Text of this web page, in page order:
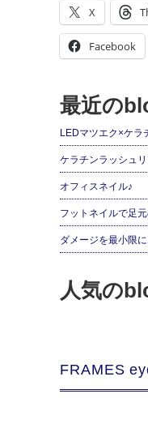
X
Facebook
最近の
LEDマツエク×ケラ
ケラチンラッシュ
オフィスネイル♪
フットネイルで足
ダメージを最小限
人気の
FRAMES